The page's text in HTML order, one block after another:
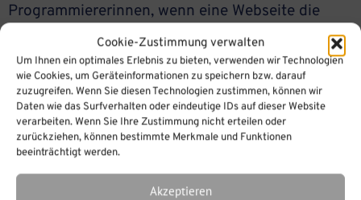
Cookie-Zustimmung verwalten
Um Ihnen ein optimales Erlebnis zu bieten, verwenden wir Technologien
wie Cookies, um Geräteinformationen zu speichern bzw. darauf
zuzugreifen. Wenn Sie diesen Technologien zustimmen, können wir
Daten wie das Surfverhalten oder eindeutige IDs auf dieser Website
verarbeiten. Wenn Sie Ihre Zustimmung nicht erteilen oder
zurückziehen, können bestimmte Merkmale und Funktionen
beeinträchtigt werden.
Akzeptieren
Programmiererinnen, wenn eine Webseite die
Nutzer über mehre Klicks hinweg unterstützen
und begleiten möchte. Leider nutzen das auch
Tausende von Werbeunternehmen aus, um mittels
Tracker-Cookies Profile von Webnutzerinnen […]